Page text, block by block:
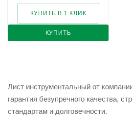
КУПИТЬ
КУПИТЬ В 1 КЛИК
Лист инструментальный от
гарантия безупречного качества,
стандартам и долговечности.